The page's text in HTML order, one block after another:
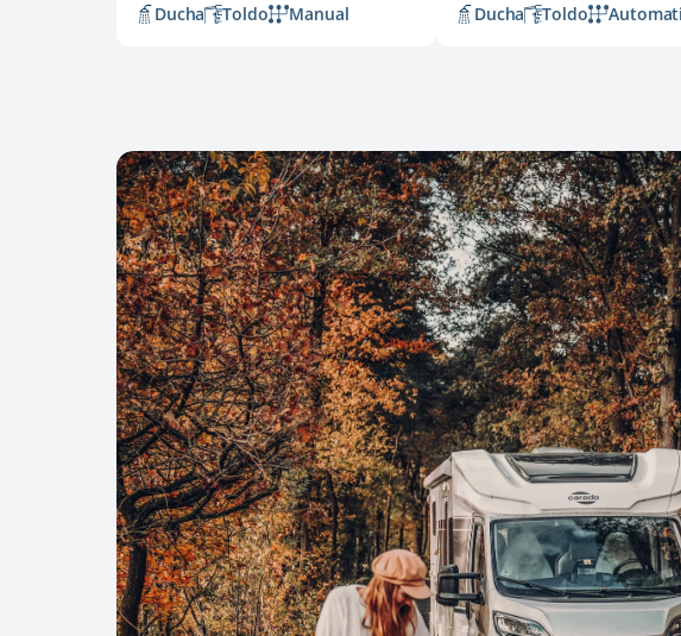
Ducha
Toldo Manual
Ducha
Toldo